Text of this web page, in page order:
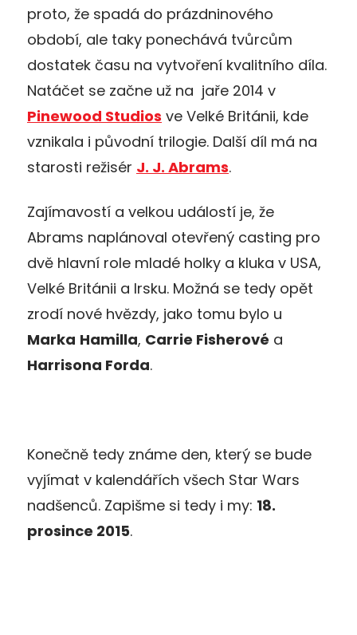
proto, že spadá do prázdninového
období, ale taky ponechává tvůrcům
dostatek času na vytvoření kvalitního díla.
Natáčet se začne už na jaře 2014 v
Pinewood Studios ve Velké Británii, kde
vznikala i původní trilogie. Další díl má na
starosti režisér J. J. Abrams.
Zajímavostí a velkou událostí je, že
Abrams naplánoval otevřený casting pro
dvě hlavní role mladé holky a kluka v USA,
Velké Británii a Irsku. Možná se tedy opět
zrodí nové hvězdy, jako tomu bylo u
Marka Hamilla, Carrie Fisherové a
Harrisona Forda.
Konečně tedy známe den, který se bude
vyjímat v kalendářích všech Star Wars
nadšenců. Zapišme si tedy i my: 18.
prosince 2015.